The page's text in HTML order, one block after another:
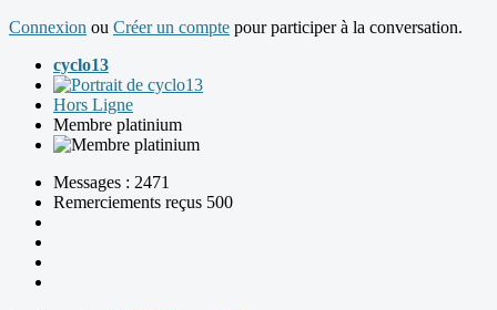
Connexion ou Créer un compte pour participer à la conversation.
cyclo13
Hors Ligne
Membre platinium
Messages : 2471
Remerciements reçus 500